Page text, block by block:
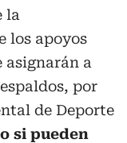
la
los apoyos
a
por
de Deporte
si pueden